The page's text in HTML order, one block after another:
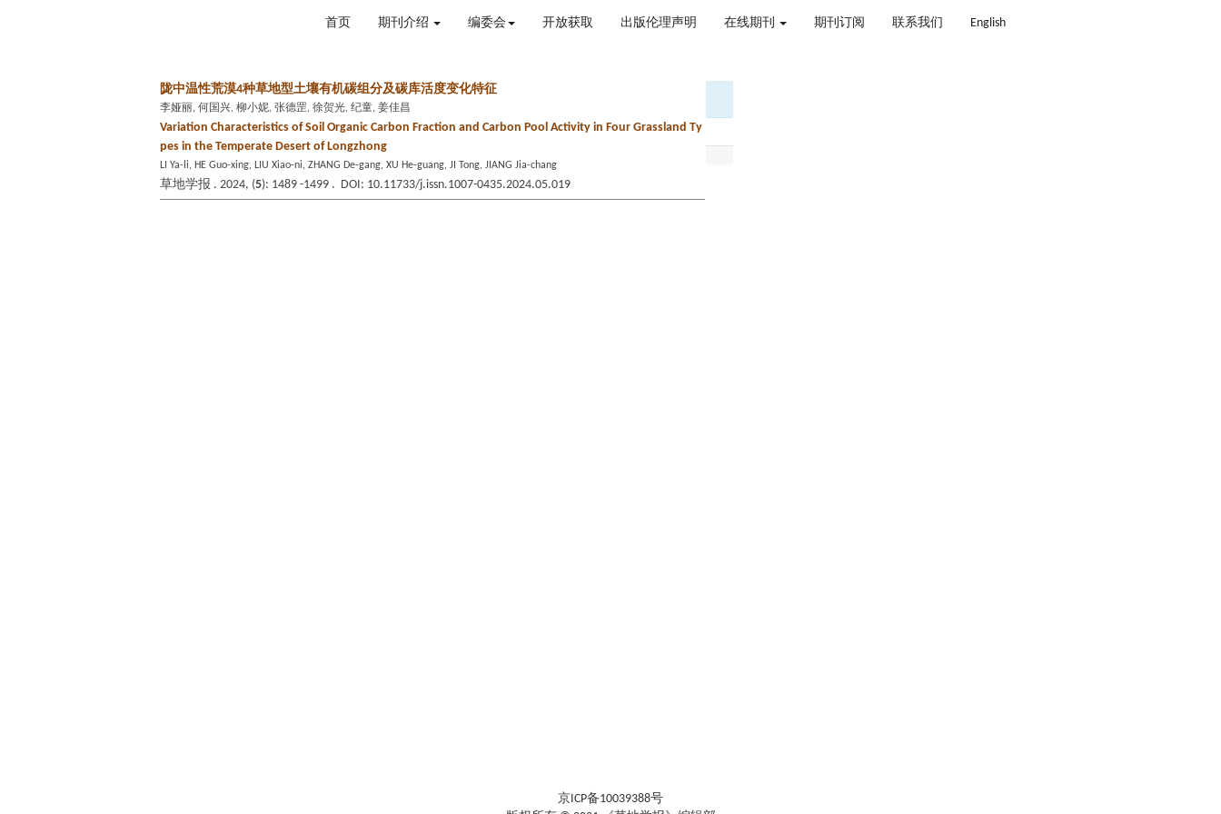
首页 期刊介绍 编委会 开放获取 出版伦理声明 在线期刊 期刊订阅 联系我们 English
陇中温性荒漠4种草地型土壤有机碳组分及碳库活度变化特征
李娅丽, 何国兴, 柳小妮, 张德罡, 徐贺光, 纪童, 姜佳昌
Variation Characteristics of Soil Organic Carbon Fraction and Carbon Pool Activity in Four Grassland Ty
pes in the Temperate Desert of Longzhong
LI Ya-li, HE Guo-xing, LIU Xiao-ni, ZHANG De-gang, XU He-guang, JI Tong, JIANG Jia-chang
草地学报 . 2024, (5): 1489 -1499 . DOI: 10.11733/j.issn.1007-0435.2024.05.019
京ICP备10039388号